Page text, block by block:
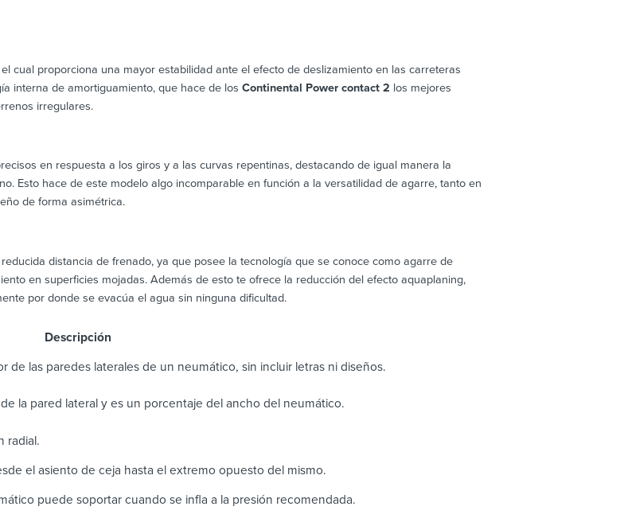
cual proporciona una mayor estabilidad ante el efecto de deslizamiento en las carreteras
interna de amortiguamiento, que hace de los Continental Power contact 2 los mejores
irregulares.
en respuesta a los giros y a las curvas repentinas, destacando de igual manera la
Esto hace de este modelo algo incomparable en función a la versatilidad de agarre, tanto en
de forma asimétrica.
distancia de frenado, ya que posee la tecnología que se conoce como agarre de
en superficies mojadas. Además de esto te ofrece la reducción del efecto aquaplaning,
por donde se evacúa el agua sin ninguna dificultad.
de las paredes laterales de un neumático, sin incluir letras ni diseños.
la pared lateral y es un porcentaje del ancho del neumático.
radial.
el asiento de ceja hasta el extremo opuesto del mismo.
puede soportar cuando se infla a la presión recomendada.